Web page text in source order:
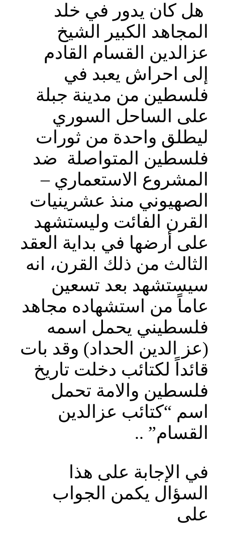
هل كان يدور في خلد
المجاهد الكبير الشيخ
عزالدين القسام القادم
إلى احراش يعبد في
فلسطين من مدينة جبلة
على الساحل السوري
ليطلق واحدة من ثورات
فلسطين المتواصلة ضد
المشروع الاستعماري –
الصهيوني منذ عشرينيات
القرن الفائت وليستشهد
على أرضها في بداية العقد
الثالث من ذلك القرن، انه
سيستشهد بعد تسعين
عاماً من استشهاده مجاهد
فلسطيني يحمل اسمه
(عز الدين الحداد) وقد بات
قائداً لكتائب دخلت تاريخ
فلسطين والامة تحمل
اسم “كتائب عزالدين
القسام” ..
في الإجابة على هذا
السؤال يكمن الجواب
على